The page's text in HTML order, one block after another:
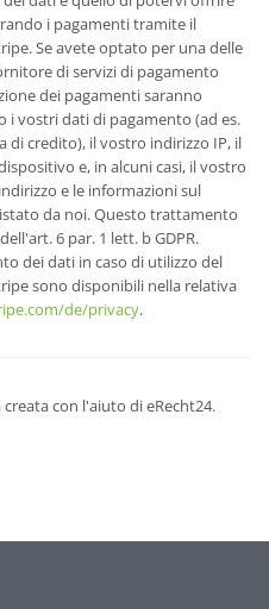
i pagamenti tramite il
Se avete optato per una delle
di servizi di pagamento
dei pagamenti saranno
i vostri dati di pagamento (ad es.
di credito), il vostro indirizzo IP, il
e, in alcuni casi, il vostro
e le informazioni sul
da noi. Questo trattamento
6 par. 1 lett. b GDPR.
dei dati in caso di utilizzo del
sono disponibili nella relativa
de/privacy.
con l'aiuto di eRecht24.